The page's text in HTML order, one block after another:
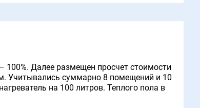
Далее размещен просчет стоимости
Учитывались суммарно 8 помещений и 10
на 100 литров. Теплого пола в